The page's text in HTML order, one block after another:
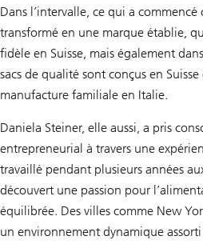
Dans l’intervalle, ce qui a commencé
transformé en une marque établie,
fidèle en Suisse, mais également
sacs de qualité sont conçus en
manufacture familiale en Italie.
Daniela Steiner, elle aussi, a pris
entrepreneurial à travers une
travaillé pendant plusieurs années
découvert une passion pour
équilibrée. Des villes comme New
un environnement dynamique